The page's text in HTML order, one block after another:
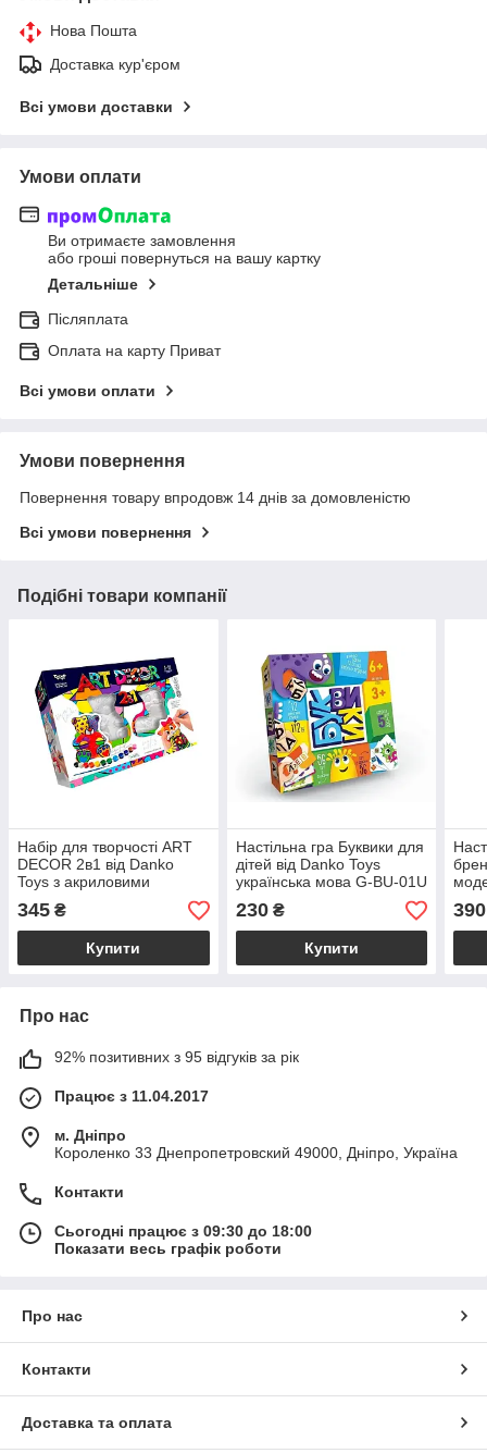
Нова Пошта
Доставка кур'єром
Всі умови доставки
Умови оплати
Ви отримаєте замовлення
або гроші повернуться на вашу картку
Детальніше
Післяплата
Оплата на карту Приват
Всі умови оплати
Умови повернення
Повернення товару впродовж 14 днів за домовленістю
Всі умови повернення
Подібні товари компанії
Набір для творчості ART
DECOR 2в1 від Danko
Toys з акриловими
фарбами та елементами
декору ARTD-02-01U
345 ₴
Купити
Настільна гра Буквики для
дітей від Danko Toys
українська мова G-BU-01U
розвиток мовних навичок
та пам'яті
230₴
Купити
0 кг
390
Про нас
92% позитивних з 95 відгуків за рік
Працює з 11.04.2017
м. Дніпро
Короленко 33 Днепропетровский 49000, Дніпро, Україна
Контакти
Сьогодні працює з 09:30 до 18:00
Показати весь графік роботи
Про нас
Контакти
Доставка та оплата